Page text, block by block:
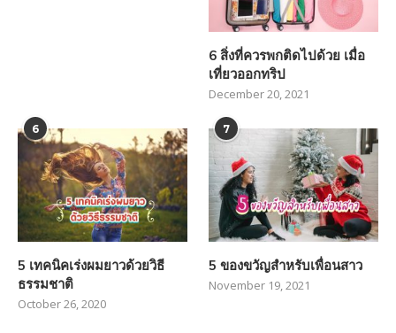
6 สิ่งที่ควรพกติดไปด้วย เมื่อ
เที่ยวออกทริป
December 20, 2021
6
5 เทคนิคเร่งผมยาวด้วยวิธี
ธรรมชาติ
October 26, 2020
7
5 ของขวัญสำหรับเพื่อนสาว
November 19, 2021